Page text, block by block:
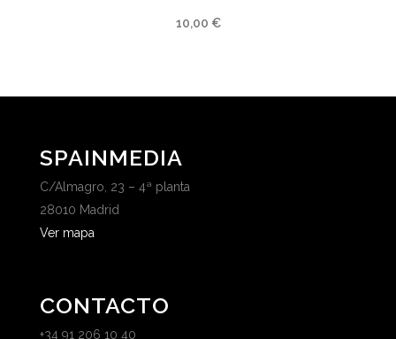
10,00 €
SPAINMEDIA
C/Almagro, 23 – 4ª planta
28010 Madrid
Ver mapa
CONTACTO
+34 91 206 10 40